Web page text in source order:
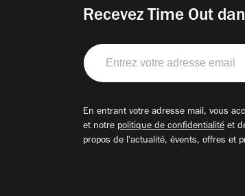
Recevez Time Out
Entrez
votre
adresse
En entrant votre adresse mail, vous
et notre politique de confidentialité et
propos de l'actualité, évents, offres et